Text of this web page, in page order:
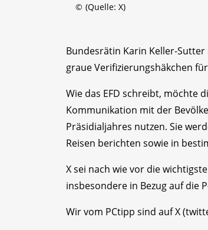
© (Quelle: X)
Bundesrätin Karin Keller-
graue Verifizierungshäkchen
Wie das EFD schreibt, möchte
Kommunikation mit der
Präsidialjahres nutzen. Sie
Reisen berichten sowie in
X sei nach wie vor die
insbesondere in Bezug auf die
Wir vom PCtipp sind auf X